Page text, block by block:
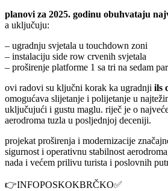
planovi za 2025. godinu obuhvataju
a uključuju:
– ugradnju svjetala u touchdown zoni
– instalaciju side row crvenih svjetala
– proširenje platforme 1 sa tri na sedam
ovi radovi su ključni korak ka ugradnji ils
omogućava slijetanje i polijetanje u
uključujući i gustu maglu. riječ je o
aerodroma tuzla u posljednjoj deceniji.
projekat proširenja i modernizacije
sigurnost i operativnu stabilnost
nada i većem prilivu turista i poslovnih
👉INFOPOSKOKBRČKO✅️